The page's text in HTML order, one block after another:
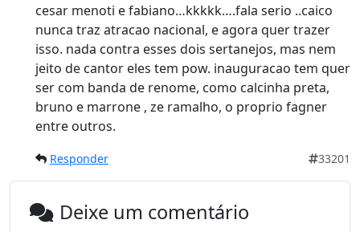
cesar menoti e fabiano…kkkkk….fala serio ..caico
nunca traz atracao nacional, e agora quer trazer
isso. nada contra esses dois sertanejos, mas nem
jeito de cantor eles tem pow. inauguracao tem quer
ser com banda de renome, como calcinha preta,
bruno e marrone , ze ramalho, o proprio fagner
entre outros.
Responder 33201
Deixe um comentário